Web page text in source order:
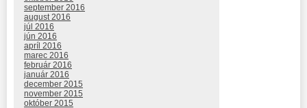
september 2016
august 2016
júl 2016
jún 2016
apríl 2016
marec 2016
február 2016
január 2016
december 2015
november 2015
október 2015